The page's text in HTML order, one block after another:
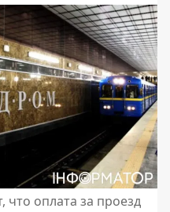
что оплата за проезд